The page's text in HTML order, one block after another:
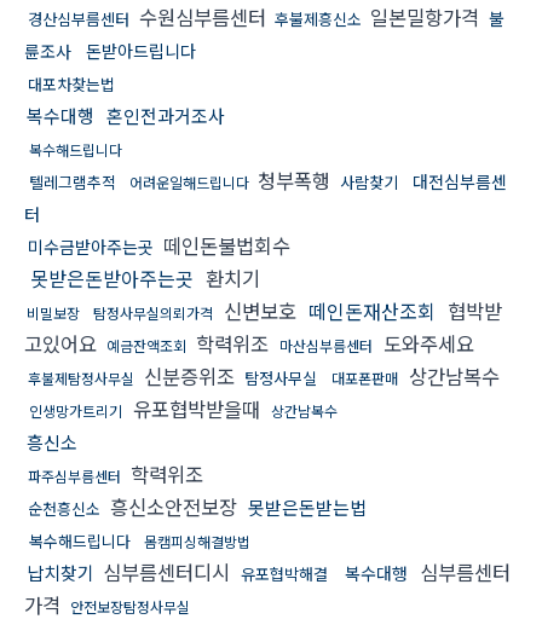
경산심부름센터 수원심부름센터 후불제흥신소 일본밀항가격 불
륜조사 돈받아드립니다
대포차찾는법
복수대행 혼인전과거조사
복수해드립니다
텔레그램추적 어려운일해드립니다 청부폭행 사람찾기
대전심부름센
터
미수금받아주는곳 떼인돈불법회수
못받은돈받아주는곳 환치기
비밀보장 탐정사무실의뢰가격 신변보호 떼인돈재산조회 협박받
고있어요 예금잔액조회 학력위조 마산심부름센터 도와주세요
후불제탐정사무실 신분증위조 탐정사무실 대포폰판매 상간남복수
인생망가트리기 유포협박받을때 상간남복수
흥신소
파주심부름센터 학력위조
순천흥신소 흥신소안전보장 못받은돈받는법
복수해드립니다 몸캠피싱해결방법
납치찾기 심부름센터디시 유포협박해결 복수대행 심부름센터
가격
안전보장탐정사무실